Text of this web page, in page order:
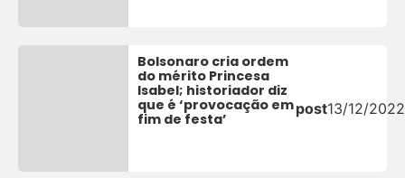
Bolsonaro cria ordem
do mérito Princesa
Isabel; historiador diz
que é ‘provocação em
fim de festa’
post13/12/2022